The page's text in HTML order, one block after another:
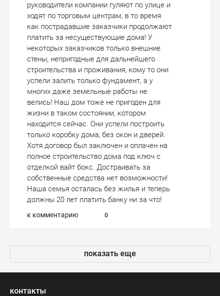
руководители компании гуляют по улице и
ходят по торговым центрам, в то время
как пострадавшие заказчики продолжают
платить за несуществующие дома! У
некоторых заказчиков только внешние
стены, непригодные для дальнейшего
строительства и проживания, кому то они
успели залить только фундамент, а у
многих даже земельные работы не
велись! Наш дом тоже не пригоден для
жизни в таком состоянии, котором
находится сейчас. Они успели построить
только коробку дома, без окон и дверей.
Хотя договор был заключен и оплачен на
полное строительство дома под ключ с
отделкой вайт бокс. Достраивать за
собственные средства нет возможности!
Наша семья осталась без жилья и теперь
должны 20 лет платить банку ни за что!
к комментарию 0
показать еще
контакты